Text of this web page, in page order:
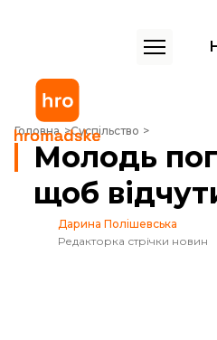
Головна Суспільство
Молодь погоджується на
Молодь
щоб
Дарина Полішевська
Редакторка стрічки новин